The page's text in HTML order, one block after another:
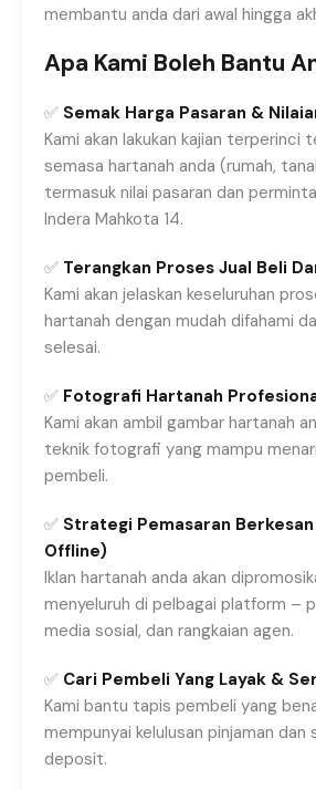
membantu anda dari awal hingga
Apa Kami Boleh Bantu
✅ Semak Harga Pasaran &
Kami akan lakukan kajian terperinci
semasa hartanah anda (rumah,
termasuk nilai pasaran dan
Indera Mahkota 14.
✅ Terangkan Proses Jual Beli
Kami akan jelaskan keseluruhan
hartanah dengan mudah difahami
selesai.
✅ Fotografi Hartanah
Kami akan ambil gambar hartanah
teknik fotografi yang mampu
pembeli.
✅ Strategi Pemasaran
Offline)
Iklan hartanah anda akan
menyeluruh di pelbagai platform –
media sosial, dan rangkaian agen.
✅ Cari Pembeli Yang Layak &
Kami bantu tapis pembeli yang
mempunyai kelulusan pinjaman dan
deposit.